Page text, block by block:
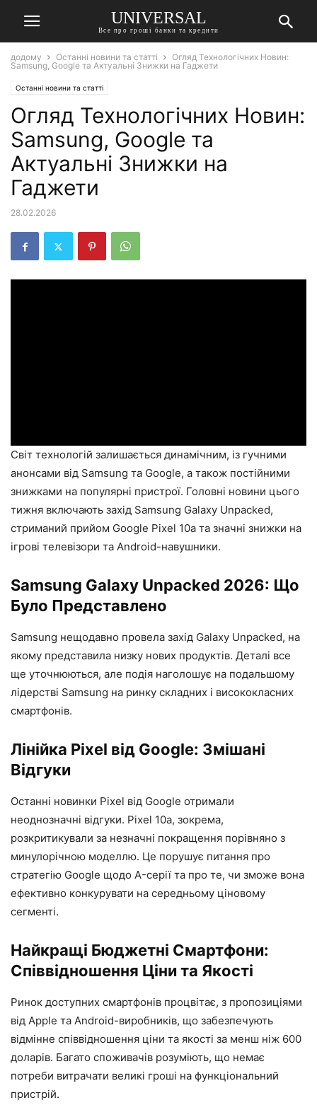
UNIVERSAL
Все про гроші банки та кредити
додому Останні новини та статті
Огляд Технологічних Новин:
Samsung, Google та Актуальні Знижки на Гаджети
Останні новини та статті
Огляд Технологічних Новин:
Samsung, Google та
Актуальні Знижки на
Гаджети
28.02.2026
Світ технологій залишається динамічним, із гучними
анонсами від Samsung та Google, а також постійними
знижками на популярні пристрої. Головні новини цього
тижня включають захід Samsung Galaxy Unpacked,
стриманий прийом Google Pixel 10a та значні знижки на
ігрові телевізори та Android-навушники.
Samsung Galaxy Unpacked 2026: Що
Було Представлено
Samsung нещодавно провела захід Galaxy Unpacked, на
якому представила низку нових продуктів. Деталі все
ще уточнюються, але подія наголошує на подальшому
лідерстві Samsung на ринку складних і висококласних
смартфонів.
Лінійка Pixel від Google: Змішані
Відгуки
Останні новинки Pixel від Google отримали
неоднозначні відгуки. Pixel 10a, зокрема,
розкритикували за незначні покращення порівняно з
минулорічною моделлю. Це порушує питання про
стратегію Google щодо A-серії та про те, чи зможе вона
ефективно конкурувати на середньому ціновому
сегменті.
Найкращі Бюджетні Смартфони:
Співвідношення Ціни та Якості
Ринок доступних смартфонів процвітає, з пропозиціями
від Apple та Android-виробників, що забезпечують
відмінне співвідношення ціни та якості за менш ніж 600
доларів. Багато споживачів розуміють, що немає
потреби витрачати великі гроші на функціональний
пристрій.